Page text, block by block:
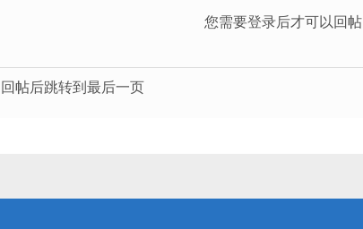
您需要登录后才可以回帖
回帖后跳转到最后一页